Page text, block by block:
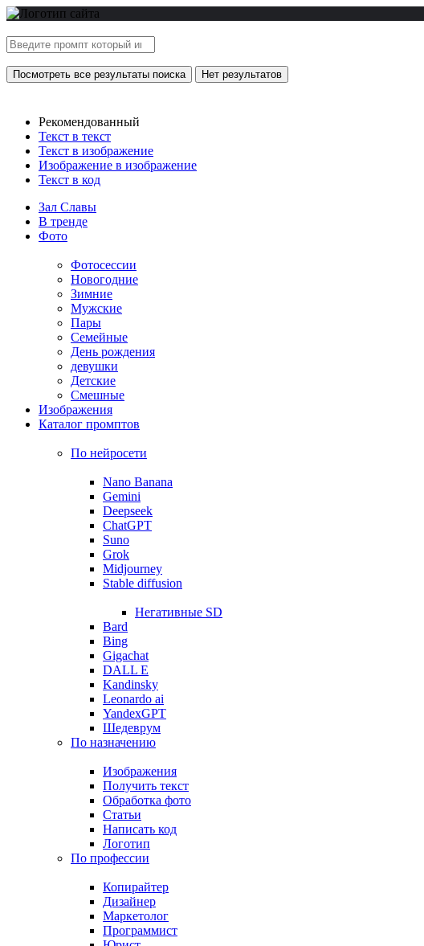
Посмотреть все результаты поиска Нет результатов
Рекомендованный
Текст в текст
Текст в изображение
Изображение в изображение
Текст в код
Зал Славы
В тренде
Фото
Фотосессии
Новогодние
Зимние
Мужские
Пары
Семейные
День рождения
девушки
Детские
Смешные
Изображения
Каталог промптов
По нейросети
Nano Banana
Gemini
Deepseek
ChatGPT
Suno
Grok
Midjourney
Stable diffusion
Негативные SD
Bard
Bing
Gigachat
DALL E
Kandinsky
Leonardo ai
YandexGPT
Шедеврум
По назначению
Изображения
Получить текст
Обработка фото
Статьи
Написать код
Логотип
По профессии
Копирайтер
Дизайнер
Маркетолог
Программист